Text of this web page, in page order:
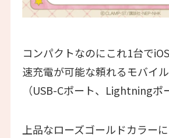
コンパクトなのにこれ1台で
速充電が可能な頼れるモバイ
（USB-Cポート、Lightningポ
上品なローズゴールドカラー